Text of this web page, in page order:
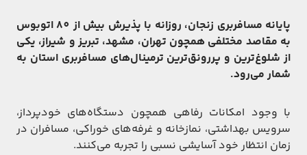
پایانه مسافربری زنجان، روزانه با پذیرش بیش از 80 اتوبوس
به مقاصد مختلفی همچون تهران، مشهد، تبریز و شیراز، یکی
از شلوغ‌ترین و پررونق‌ترین ترمینال‌های مسافربری استان به
شمار می‌رود.
با وجود امکانات رفاهی همچون دستگاه‌های خودپرداز،
سرویس بهداشتی، نمازخانه و غرفه‌های خوراکی، مسافران در
زمان انتظار خود آسایشی نسبی را تجربه می‌کنند.